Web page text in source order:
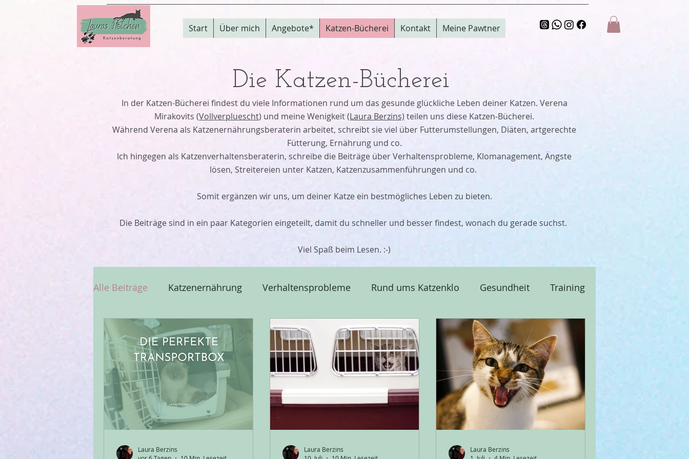
Start Über mich Angebote* Katzen-Bücherei Kontakt Meine Pawtner
Die Katzen-Bücherei
In der Katzen-Bücherei findest du viele Informationen rund um das gesunde glückliche Leben deiner Katzen. Verena
Mirakovits (Vollverpluescht) und meine Wenigkeit(Laura Berzins) teilen uns diese Katzen-Bücherei.
Während Verena als Katzenernährungsberaterin arbeitet, schreibt sie viel über Futterumstellungen, Diäten, artgerechte
Fütterung, Ernährung und co.
Ich hingegen als Katzenverhaltensberaterin, schreibe die Beiträge über Verhaltensprobleme, Klomanagement, Ängste
lösen, Streitereien unter Katzen, Katzenzusammenführungen und co.
Somit ergänzen wir uns, um deiner Katze ein bestmögliches Leben zu bieten.
Die Beiträge sind in ein paar Kategorien eingeteilt, damit du schneller und besser findest, wonach du gerade suchst.
Viel Spaß beim Lesen. :-)
Alle Beiträge Katzenernährung Verhaltensprobleme Rund ums Katzenklo Gesundheit Training
Katzenzusammenführung Katzenverhalten & Psychologie Körpersprache & Kommunikation
Pflege
Laura Berzins
Laura Berzins
Laura Berzins